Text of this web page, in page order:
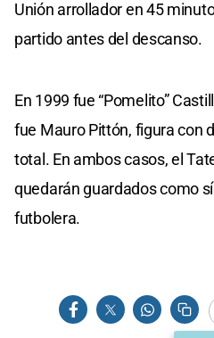
Unión arrollador en 45
partido antes del descanso.
En 1999 fue “Pomelito”
fue Mauro Pittón, figura con
total. En ambos casos, el
quedarán guardados como
futbolera.